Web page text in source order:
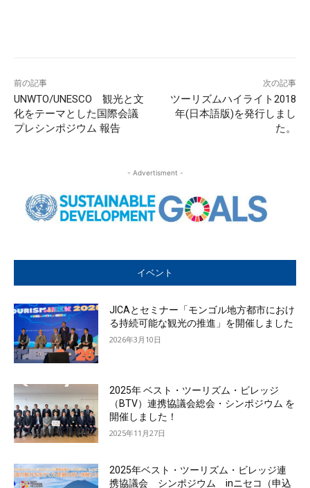
前の記事
UNWTO/UNESCO 観光と文
化をテーマとした国際会議
プレシンポジウム 報告
次の記事
ツーリズムハイライト2018
年(日本語版)を発行しまし
た。
- Advertisment -
イベント
JICAとセミナー「モンゴル地方都市におけ
る持続可能な観光の推進」を開催しました
2026年3月10日
2025年 ベスト・ツーリズム・ビレッジ
（BTV）連携協議会総会・シンポジウム を
開催しました！
2025年11月27日
2025年ベスト・ツーリズム・ビレッジ連
携協議会 シンポジウム inニセコ（申込